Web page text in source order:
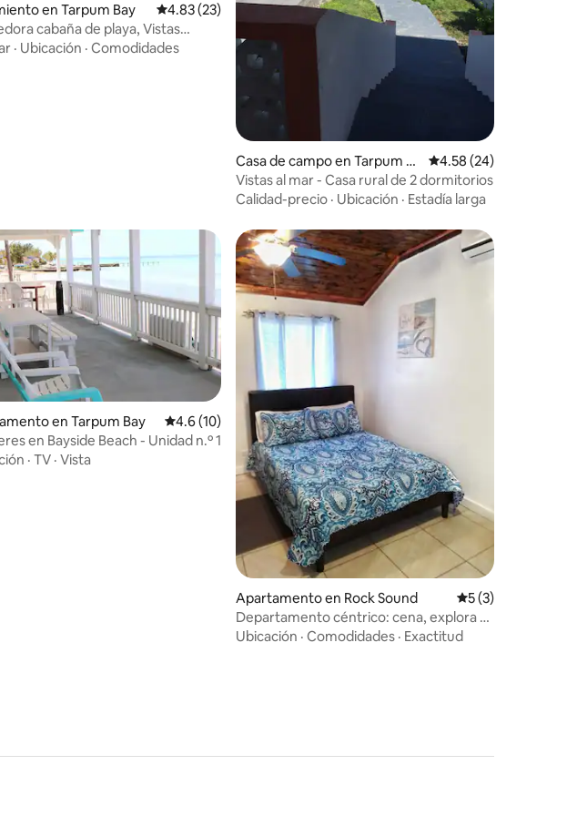
en Tarpum Bay Calificación promedio: 4.83 de 5, 23 reseñas
4.83 (23)
cabaña de playa, Vistas
a la costa y al océano
· Ubicación · Comodidades
Casa de campo en Tarpum Ba
y
Calificación
4.58 (24)
Vistas al mar - Casa rural de 2 dormitorios
Calidad-precio · Ubicación · Estadía larga
5 de 5, 3 reseñas
en Tarpum Bay Calificación promedio: 4.6 de 5, 10 reseñas
4.6 (10)
en Bayside Beach - Unidad n.º 1
· TV · Vista
Apartamento en Rock Sound Calificación
5 (3)
Departamento céntrico: cena, explora y
relájate
Ubicación · Comodidades · Exactitud